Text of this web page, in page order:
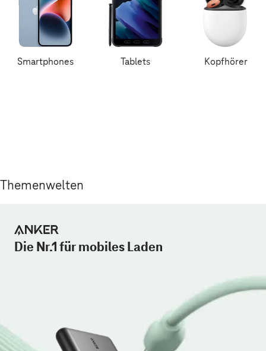
Smartphones Tablets Kopfhörer
Themenwelten
Die Nr.1 für mobiles Laden